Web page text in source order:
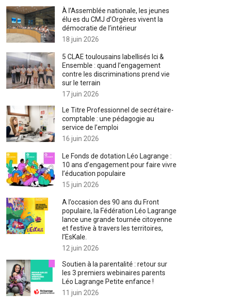
À l’Assemblée nationale, les jeunes
élu·es du CMJ d’Orgères vivent la
démocratie de l’intérieur
18 juin 2026
5 CLAE toulousains labellisés Ici &
Ensemble : quand l’engagement
contre les discriminations prend vie
sur le terrain
17 juin 2026
Le Titre Professionnel de secrétaire-
comptable : une pédagogie au
service de l’emploi
16 juin 2026
Le Fonds de dotation Léo Lagrange :
10 ans d’engagement pour faire vivre
l’éducation populaire
15 juin 2026
A l’occasion des 90 ans du Front
populaire, la Fédération Léo Lagrange
lance une grande tournée citoyenne
et festive à travers les territoires,
l’EsKale.
12 juin 2026
Soutien à la parentalité : retour sur
les 3 premiers webinaires parents
Léo Lagrange Petite enfance !
11 juin 2026